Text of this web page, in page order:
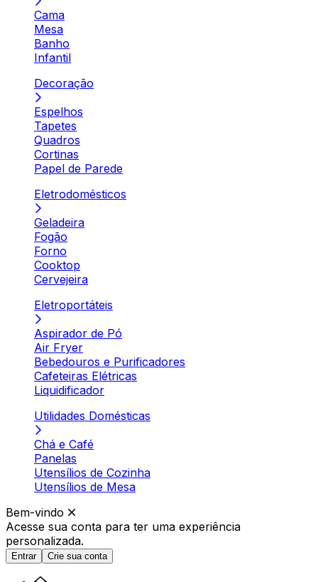
Cama
Mesa
Banho
Infantil
Decoração
Espelhos
Tapetes
Quadros
Cortinas
Papel de Parede
Eletrodomésticos
Geladeira
Fogão
Forno
Cooktop
Cervejeira
Eletroportáteis
Aspirador de Pó
Air Fryer
Bebedouros e Purificadores
Cafeteiras Elétricas
Liquidificador
Utilidades Domésticas
Chá e Café
Panelas
Utensílios de Cozinha
Utensílios de Mesa
Bem-vindo
Acesse sua conta para ter uma experiência
personalizada.
Entrar Crie sua conta